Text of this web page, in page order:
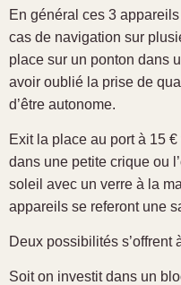
En général ces 3
cas de navigation sur
place sur un ponton dans
avoir oublié la prise de
d’être autonome.
Exit la place au port à 15
dans une petite crique ou
soleil avec un verre à la
appareils se referont une
Deux possibilités s’offrent
Soit on investit dans un